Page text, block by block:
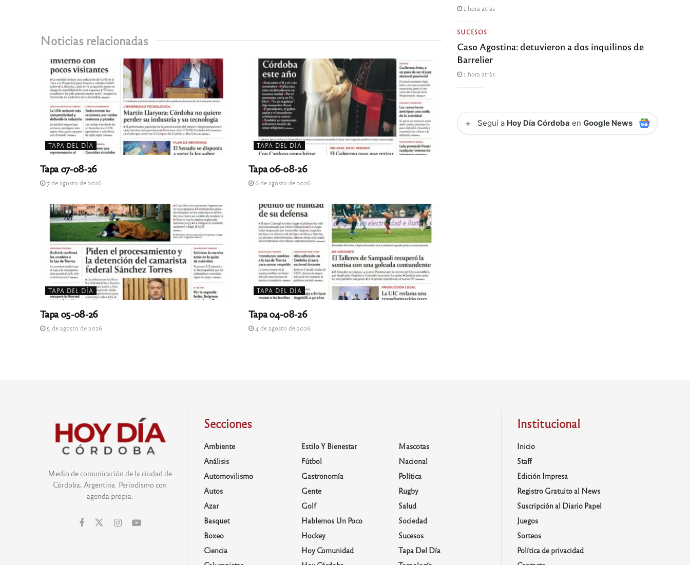
Noticias relacionadas
TAPA DEL DÍA
Tapa 07-08-26
7 de agosto de 2026
TAPA DEL DÍA
Tapa 06-08-26
6 de agosto de 2026
TAPA DEL DÍA
Tapa 05-08-26
5 de agosto de 2026
TAPA DEL DÍA
Tapa 04-08-26
4 de agosto de 2026
1 hora atrás
SUCESOS
Caso Agostina: detuvieron a dos inquilinos de
Barrelier
1 hora atrás
+ Seguí a Hoy Día Córdoba enGoogle News
Medio de comunicación de la ciudad de
Córdoba, Argentina. Periodismo con
agenda propia.
Secciones
Ambiente
Análisis
Automovilismo
Autos
Azar
Basquet
Boxeo
Ciencia
Estilo Y Bienestar
Fútbol
Gastronomía
Gente
Golf
Hablemos Un Poco
Hockey
Hoy Comunidad
Mascotas
Nacional
Política
Rugby
Salud
Sociedad
Sucesos
Tapa Del Día
Institucional
Inicio
Staff
Edición Impresa
Registro Gratuito al News
Suscripción al Diario Papel
Juegos
Sorteos
Política de privacidad